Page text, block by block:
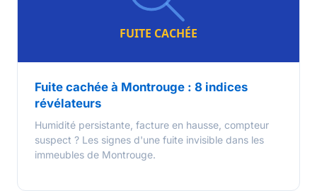
Fuite cachée à Montrouge : 8 indices
révélateurs
Humidité persistante, facture en hausse, compteur
suspect ? Les signes d'une fuite invisible dans les
immeubles de Montrouge.